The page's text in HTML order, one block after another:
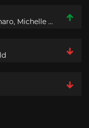
The Bausa [Balzanelli, Dinaro, Michelle Rework]